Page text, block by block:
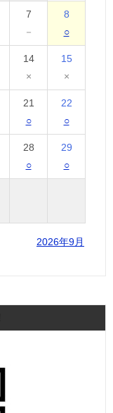
7
－
8
○
14
×
15
×
21
○
22
○
28
○
29
○
2026年9月